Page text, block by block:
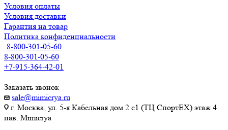
Условия оплаты
Условия доставки
Гарантия на товар
Политика конфиденциальности
8-800-301-05-60
8-800-301-05-60
+7-915-364-42-01
Заказать звонок
sale@mimicrya.ru
г. Москва, ул. 5-я Кабельная дом 2 с1 (ТЦ СпортEX) этаж 4
пав. Mimicrya